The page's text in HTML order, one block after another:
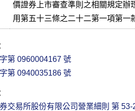
價證券上市審查準則之相關規定辦
用第五十三條之二十二第一項第一
第 0960004167 號
第 0940035186 號
交易所股份有限公司營業細則 第